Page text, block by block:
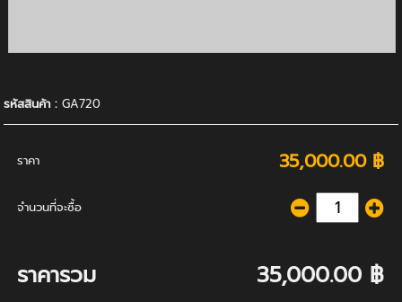
รหัสสินค้า :GA720
ราคา 35,000.00 ฿
จำนวนที่จะซื้อ
ราคารวม 35,000.00 ฿